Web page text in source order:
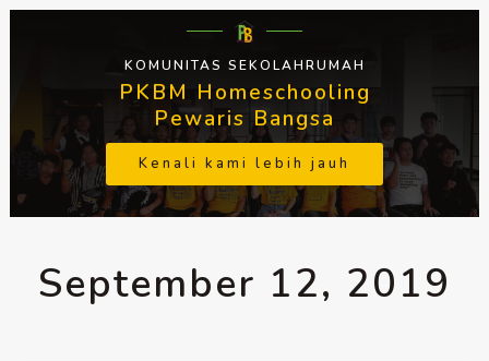
KOMUNITAS SEKOLAHRUMAH
PKBM Homeschooling
Pewaris Bangsa
Kenali kami lebih jauh
September 12, 2019